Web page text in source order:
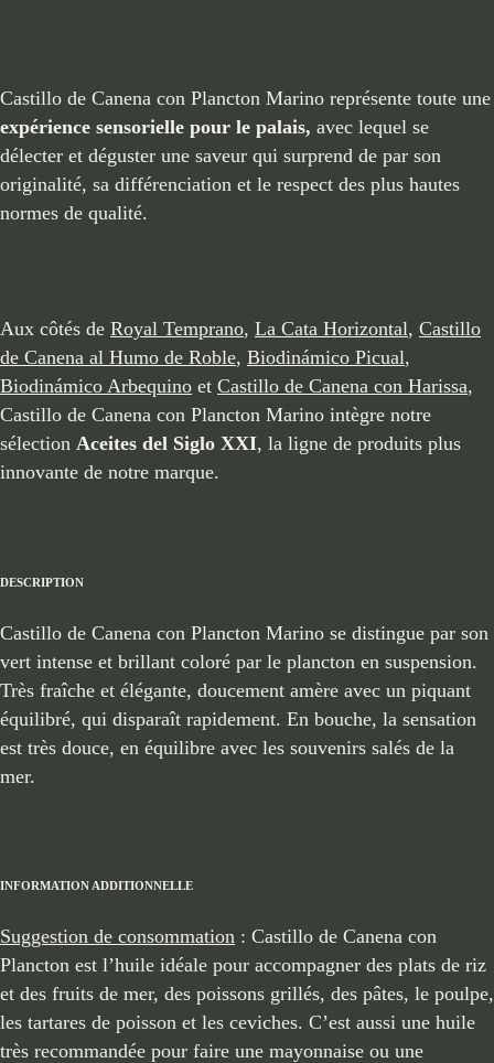
Castillo de Canena con Plancton Marino représente toute une
expérience sensorielle pour le palais, avec lequel se
délecter et déguster une saveur qui surprend de par son
originalité, sa différenciation et le respect des plus hautes
normes de qualité.
Aux côtés de Royal Temprano, La Cata Horizontal, Castillo
de Canena al Humo de Roble, Biodinámico Picual,
Biodinámico Arbequino et Castillo de Canena con Harissa,
Castillo de Canena con Plancton Marino intègre notre
sélection Aceites del Siglo XXI, la ligne de produits plus
innovante de notre marque.
DESCRIPTION
Castillo de Canena con Plancton Marino se distingue par son
vert intense et brillant coloré par le plancton en suspension.
Très fraîche et élégante, doucement amère avec un piquant
équilibré, qui disparaît rapidement. En bouche, la sensation
est très douce, en équilibre avec les souvenirs salés de la
mer.
INFORMATION ADDITIONNELLE
Suggestion de consommation : Castillo de Canena con
Plancton est l’huile idéale pour accompagner des plats de riz
et des fruits de mer, des poissons grillés, des pâtes, le poulpe,
les tartares de poisson et les ceviches. C’est aussi une huile
très recommandée pour faire une mayonnaise ou une